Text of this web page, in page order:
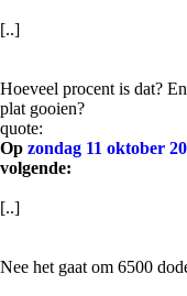
[..]
Hoeveel procent is dat?
plat gooien?
quote:
Op zondag 11 oktober
volgende:
[..]
Nee het gaat om 6500